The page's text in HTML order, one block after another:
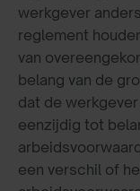
werkgever
reglement
van
belang van de
dat de
eenzijdig tot
een verschil of